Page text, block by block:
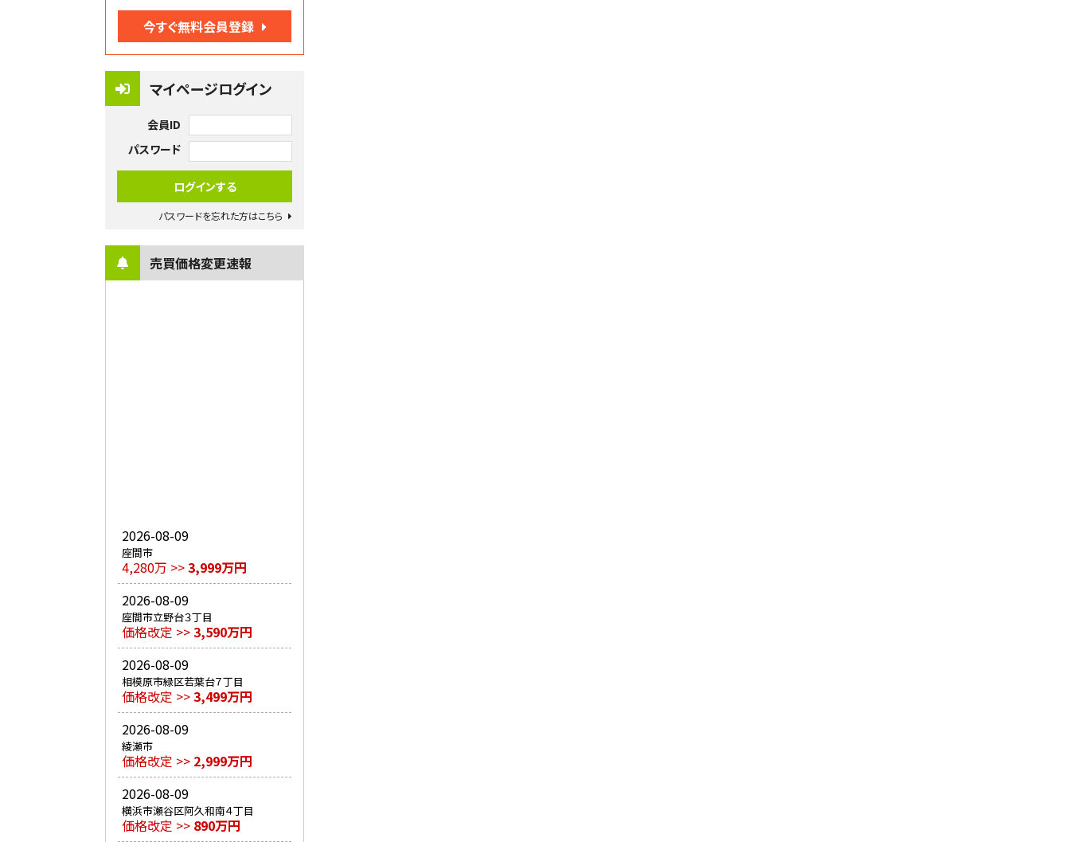
今すぐ無料会員登録
マイページログイン
会員ID
パスワード
パスワードを忘れた方はこちら
売買価格変更速報
2026-08-09
座間市
4,280万 >>3,999万円
2026-08-09
座間市立野台３丁目
価格改定 >>3,590万円
2026-08-09
相模原市緑区若葉台７丁目
価格改定 >>3,499万円
2026-08-09
綾瀬市
価格改定 >> 2,999万円
2026-08-09
横浜市瀬谷区阿久和南４丁目
価格改定 >> 890万円